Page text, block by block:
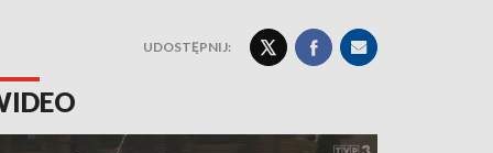
UDOSTĘPNIJ: